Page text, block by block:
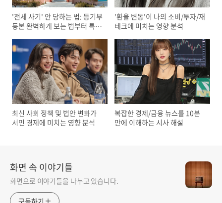
'전세 사기' 안 당하는 법: 등기부
등본 완벽하게 보는 법부터 특약
독)
'환율 변동'이 나의 소비/투자/재
테크에 미치는 영향 분석
최신 사회 정책 및 법안 변화가
서민 경제에 미치는 영향 분석
복잡한 경제/금융 뉴스를 10분
만에 이해하는 시사 해설
화면 속 이야기들
화면으로 이야기들을 나누고 있습니다.